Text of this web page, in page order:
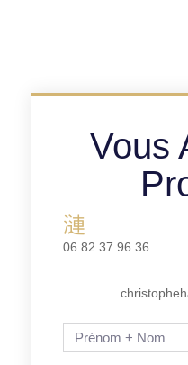
Vous
06 82 37 96 36